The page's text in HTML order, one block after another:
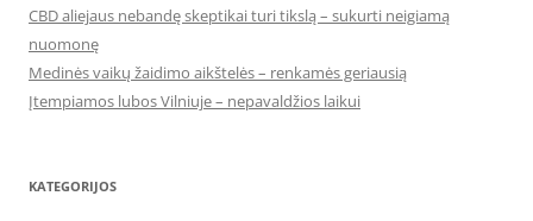
CBD aliejaus nebandę skeptikai turi tikslą – sukurti neigiamą
nuomonę
Medinės vaikų žaidimo aikštelės – renkamės geriausią
Įtempiamos lubos Vilniuje – nepavaldžios laikui
KATEGORIJOS